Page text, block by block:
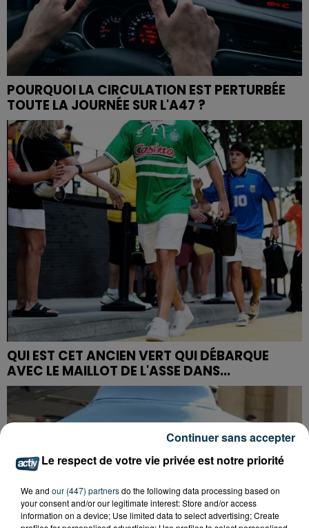
POURQUOI LA CIRCULATION EST PERTURBÉE
TOUTE LA JOURNÉE SUR L'A47 ?
QUI EST CET ANCIEN VERT QUI DÉBARQUE
AVEC LE MAILLOT DE L'ASSE DANS...
Le respect de votre vie privée est notre priorité
We and our (447) partnersdo the following data processing based on
your consent and/or our legitimate interest: Store and/or access
information on a device; Use limited data to select advertising; Create
Continuer sans accepter